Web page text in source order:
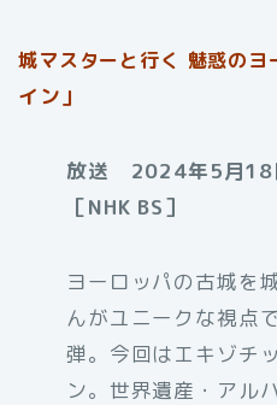
城マスターと行く 魅惑のヨ
イン」
放送 2024年5月18
［NHK BS］
ヨーロッパの古城を
んがユニークな視点
弾。今回はエキゾチ
ン。世界遺産・アル